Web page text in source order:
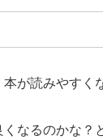
が読みやすく
なるのかな？